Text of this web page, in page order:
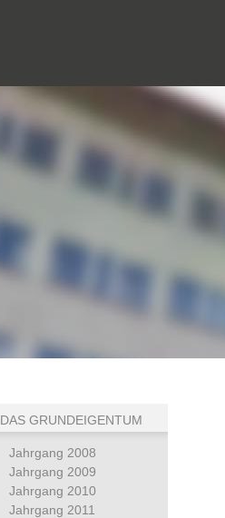
DAS GRUNDEIGENTUM
Jahrgang 2008
Jahrgang 2009
Jahrgang 2010
Jahrgang 2011